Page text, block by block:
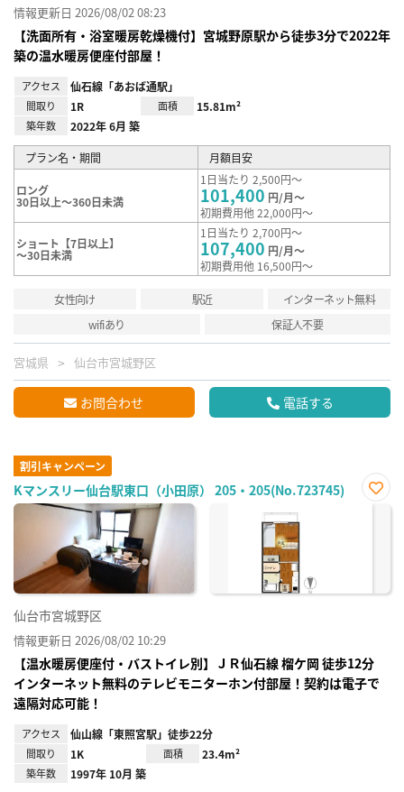
情報更新日 2026/08/02 08:23
【洗面所有・浴室暖房乾燥機付】宮城野原駅から徒歩3分で2022年
築の温水暖房便座付部屋！
アクセス 仙石線「あおば通駅」
間取り 1R 面積 15.81m²
築年数 2022年 6月 築
プラン名・期間 月額目安
ロング
30日以上～360日未満
1日当たり 2,500円～
101,400 円/月～
初期費用他 22,000円～
ショート【7日以上】
～30日未満
1日当たり 2,700円～
107,400 円/月～
初期費用他 16,500円～
女性向け 駅近
インターネット無料
wifiあり
保証人不要
宮城県 仙台市宮城野区
お問合わせ 電話する
割引キャンペーン
Kマンスリー仙台駅東口（小田原） 205・205(No.723745)
お気
仙台市宮城野区
情報更新日 2026/08/02 10:29
【温水暖房便座付・バストイレ別】ＪＲ仙⽯線 榴ケ岡 徒歩12分
インターネット無料のテレビモニターホン付部屋！契約は電子で
遠隔対応可能！
アクセス 仙山線「東照宮駅」徒歩22分
間取り 1K 面積 23.4m²
築年数 1997年 10月 築